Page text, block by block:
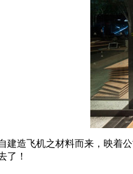
建造飞机之材料而来，映着
了！